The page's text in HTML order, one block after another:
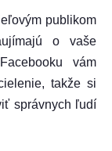
publikom
o vaše
vám
takže si
správnych ľudí